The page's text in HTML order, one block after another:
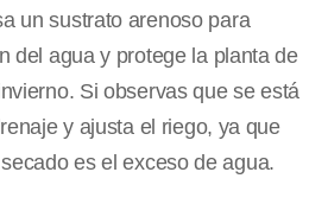
un sustrato arenoso para
del agua y protege la planta de
Si observas que se está
y ajusta el riego, ya que
es el exceso de agua.